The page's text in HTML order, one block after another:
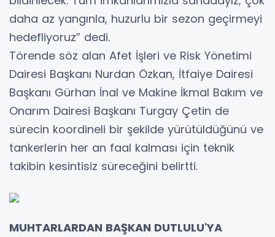
daha az yangınla, huzurlu bir sezon geçirmeyi
hedefliyoruz” dedi.
Törende söz alan Afet İşleri ve Risk Yönetimi
Dairesi Başkanı Nurdan Özkan, İtfaiye Dairesi
Başkanı Gürhan İnal ve Makine İkmal Bakım ve
Onarım Dairesi Başkanı Turgay Çetin de
sürecin koordineli bir şekilde yürütüldüğünü ve
tankerlerin her an faal kalması için teknik
takibin kesintisiz süreceğini belirtti.
MUHTARLARDAN BAŞKAN DUTLULU'YA